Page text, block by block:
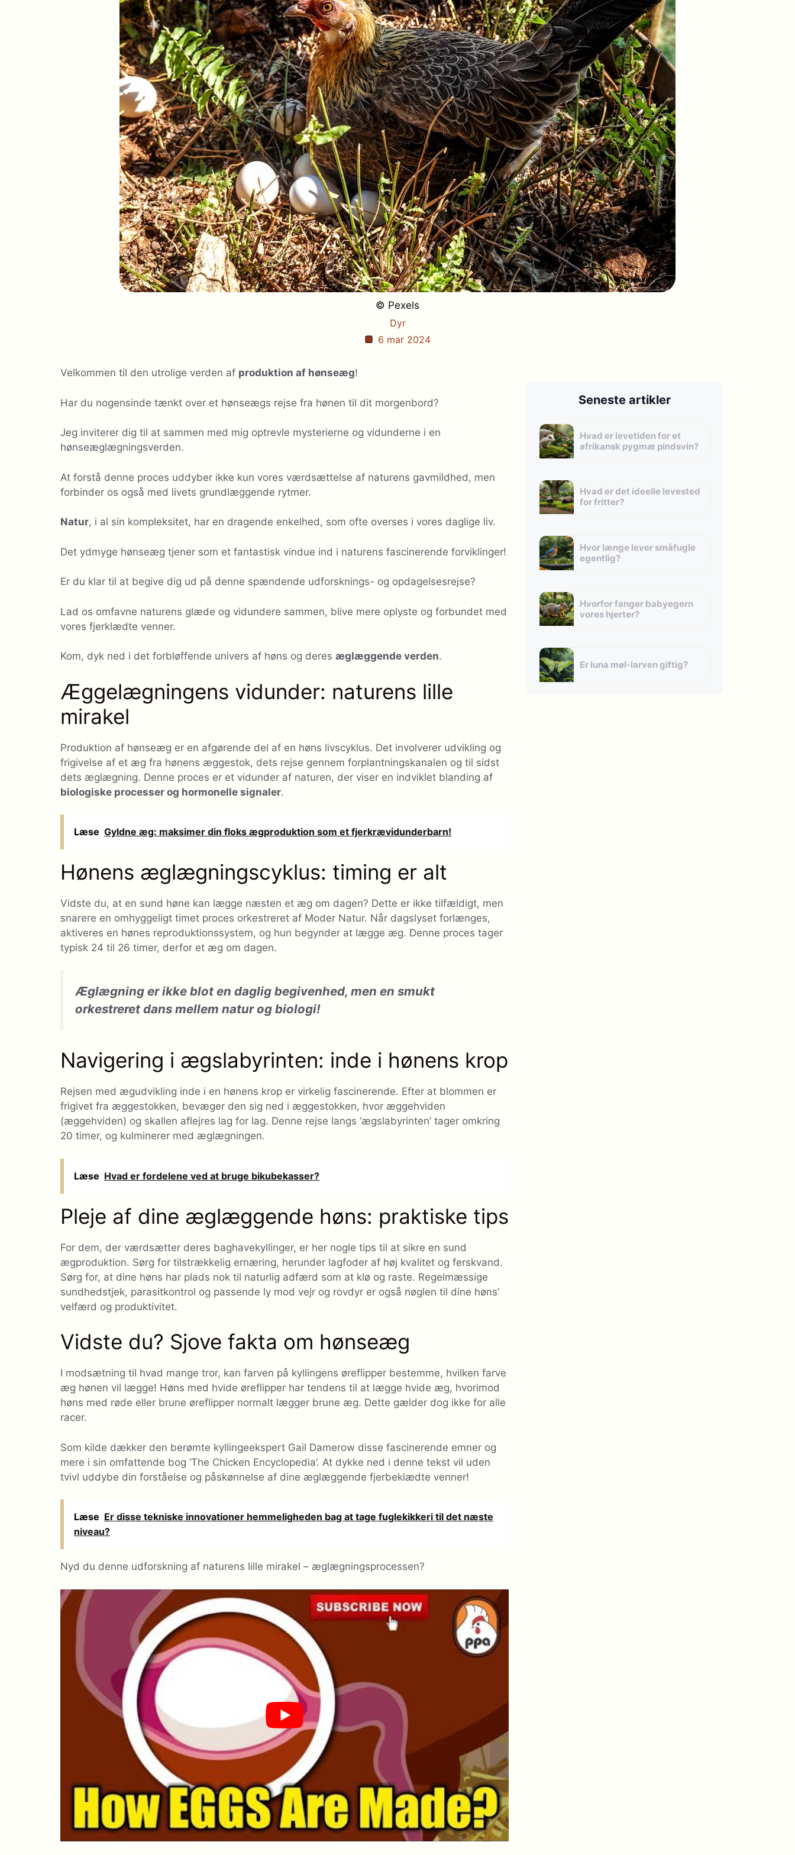
© Pexels
Dyr
6 mar 2024
Velkommen til den utrolige verden af produktion af hønseæg!
Har du nogensinde tænkt over et hønseægs rejse fra hønen til dit morgenbord?
Jeg inviterer dig til at sammen med mig optrevle mysterierne og vidunderne i en
hønseæglægningsverden.
At forstå denne proces uddyber ikke kun vores værdsættelse af naturens gavmildhed, men
forbinder os også med livets grundlæggende rytmer.
Natur, i al sin kompleksitet, har en dragende enkelhed, som ofte overses i vores daglige liv.
Det ydmyge hønseæg tjener som et fantastisk vindue ind i naturens fascinerende forviklinger!
Er du klar til at begive dig ud på denne spændende udforsknings- og opdagelsesrejse?
Lad os omfavne naturens glæde og vidundere sammen, blive mere oplyste og forbundet med
vores fjerklædte venner.
Kom, dyk ned i det forbløffende univers af høns og deres æglæggende verden.
Æggelægningens vidunder: naturens lille
mirakel
Produktion af hønseæg er en afgørende del af en høns livscyklus. Det involverer udvikling og
frigivelse af et æg fra hønens æggestok, dets rejse gennem forplantningskanalen og til sidst
dets æglægning. Denne proces er et vidunder af naturen, der viser en indviklet blanding af
biologiske processer og hormonelle signaler.
Læse Gyldne æg: maksimer din floks ægproduktion som et fjerkrævidunderbarn!
Hønens æglægningscyklus: timing er alt
Vidste du, at en sund høne kan lægge næsten et æg om dagen? Dette er ikke tilfældigt, men
snarere en omhyggeligt timet proces orkestreret af Moder Natur. Når dagslyset forlænges,
aktiveres en hønes reproduktionssystem, og hun begynder at lægge æg. Denne proces tager
typisk 24 til 26 timer, derfor et æg om dagen.
Æglægning er ikke blot en daglig begivenhed, men en smukt
orkestreret dans mellem natur og biologi!
Navigering i ægslabyrinten: inde i hønens krop
Rejsen med ægudvikling inde i en hønens krop er virkelig fascinerende. Efter at blommen er
frigivet fra æggestokken, bevæger den sig ned i æggestokken, hvor æggehviden
(æggehviden) og skallen aflejres lag for lag. Denne rejse langs ‘ægslabyrinten’ tager omkring
20 timer, og kulminerer med æglægningen.
Læse Hvad er fordelene ved at bruge bikubekasser?
Pleje af dine æglæggende høns: praktiske tips
For dem, der værdsætter deres baghavekyllinger, er her nogle tips til at sikre en sund
ægproduktion. Sørg for tilstrækkelig ernæring, herunder lagfoder af høj kvalitet og ferskvand.
Sørg for, at dine høns har plads nok til naturlig adfærd som at klø og raste. Regelmæssige
sundhedstjek, parasitkontrol og passende ly mod vejr og rovdyr er også nøglen til dine høns’
velfærd og produktivitet.
Vidste du? Sjove fakta om hønseæg
I modsætning til hvad mange tror, ​​kan farven på kyllingens øreflipper bestemme, hvilken farve
æg hønen vil lægge! Høns med hvide øreflipper har tendens til at lægge hvide æg, hvorimod
høns med røde eller brune øreflipper normalt lægger brune æg. Dette gælder dog ikke for alle
racer.
Som kilde dækker den berømte kyllingeekspert Gail Damerow disse fascinerende emner og
mere i sin omfattende bog ‘The Chicken Encyclopedia’. At dykke ned i denne tekst vil uden
tvivl uddybe din forståelse og påskønnelse af dine æglæggende fjerbeklædte venner!
Læse Er disse tekniske innovationer hemmeligheden bag at tage fuglekikkeri til det næste
niveau?
Nyd du denne udforskning af naturens lille mirakel – æglægningsprocessen?
Seneste artikler
Hvad er levetiden for et
afrikansk pygmæ pindsvin?
Hvad er det ideelle levested
for fritter?
Hvor længe lever småfugle
egentlig?
Hvorfor fanger babyegern
vores hjerter?
Er luna møl-larven giftig?